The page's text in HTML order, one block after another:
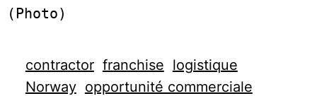
(Photo)
contractor franchise logistique
Norway opportunité commerciale